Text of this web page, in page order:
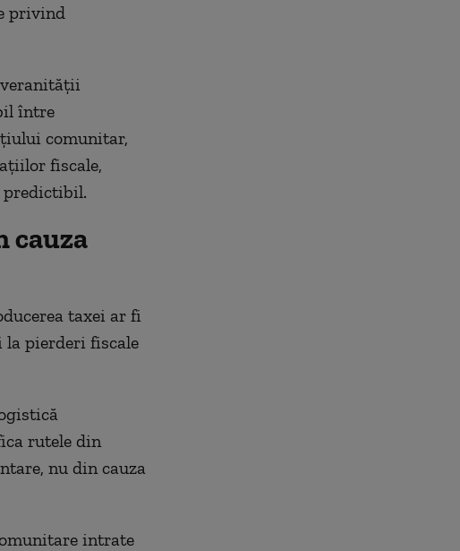
privind
între
comunitar,
fiscale,
predictibil.
cauza
taxei ar fi
la pierderi fiscale
rutele din
nu din cauza
intrate